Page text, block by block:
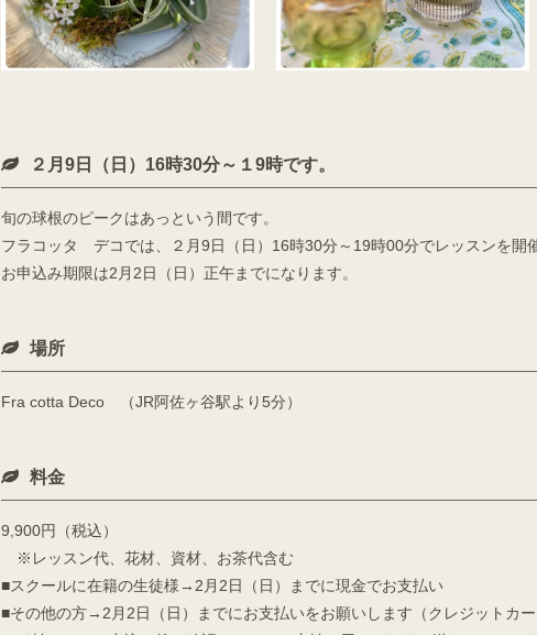
２月9日（日）16時30分～１9時です。
旬の球根のピークはあっという間です。
フラコッタ デコでは、２月9日（日）16時30分～19時00分でレッスンを開
お申込み期限は2月2日（日）正午までになります。
場所
Fra cotta Deco （JR阿佐ヶ谷駅より5分）
料金
9,900円（税込）
※レッスン代、花材、資材、お茶代含む
■スクールに在籍の生徒様→2月2日（日）までに現金でお支払い
■その他の方→2月2日（日）までにお支払いをお願いします（クレジットカ